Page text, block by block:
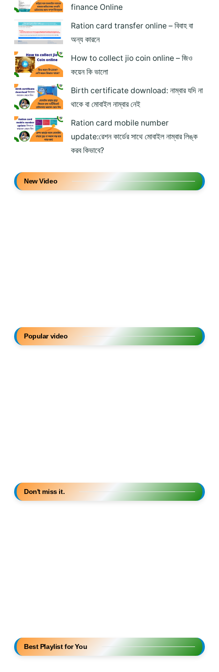
finance Online
Ration card transfer online – বিবাহ বা
অন্য কারনে
How to collect jio coin online – জিও
কয়েন কি ভালো
Birth certificate download: নাম্বার যদি না
থাকে বা মোবাইল নাম্বার নেই
Ration card mobile number
update:রেশন কার্ডের সাথে মোবাইল নাম্বার লিঙ্ক
করব কিভাবে?
New Video
Popular video
Don't miss it.
Best Playlist for You